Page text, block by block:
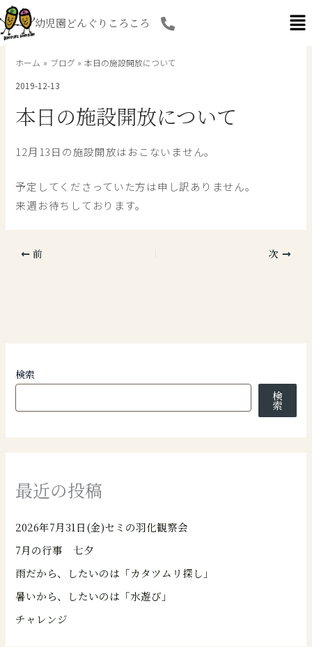
内
容
を
幼児園どんぐりころころ
ホーム ブログ
本日の施設開放について
2019-12-13
本日の施設開放について
12月13日の施設開放はおこないません。
予定してくださっていた方は申し訳ありません。
来週お待ちしております。
前 次
検索
検
索
最近の投稿
2026年7月31日(金)セミの羽化観察会
7月の行事 七夕
雨だから、したいのは「カタツムリ探し」
暑いから、したいのは「水遊び」
チャレンジ